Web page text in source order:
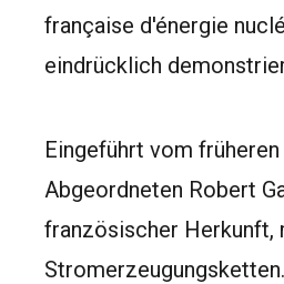
française d'énergie
eindrücklich
Eingeführt vom
Abgeordneten Robert
französischer Herkunft,
Stromerzeugungsketten.